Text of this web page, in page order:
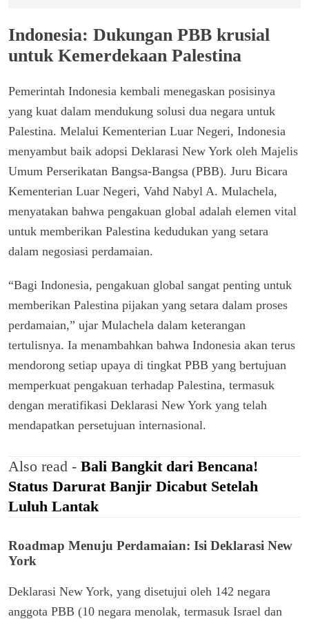
Indonesia: Dukungan PBB krusial
untuk Kemerdekaan Palestina
Pemerintah Indonesia kembali menegaskan posisinya
yang kuat dalam mendukung solusi dua negara untuk
Palestina. Melalui Kementerian Luar Negeri, Indonesia
menyambut baik adopsi Deklarasi New York oleh Majelis
Umum Perserikatan Bangsa-Bangsa (PBB). Juru Bicara
Kementerian Luar Negeri, Vahd Nabyl A. Mulachela,
menyatakan bahwa pengakuan global adalah elemen vital
untuk memberikan Palestina kedudukan yang setara
dalam negosiasi perdamaian.
“Bagi Indonesia, pengakuan global sangat penting untuk
memberikan Palestina pijakan yang setara dalam proses
perdamaian,” ujar Mulachela dalam keterangan
tertulisnya. Ia menambahkan bahwa Indonesia akan terus
mendorong setiap upaya di tingkat PBB yang bertujuan
memperkuat pengakuan terhadap Palestina, termasuk
dengan meratifikasi Deklarasi New York yang telah
mendapatkan persetujuan internasional.
Also read - Bali Bangkit dari Bencana!
Status Darurat Banjir Dicabut Setelah
Luluh Lantak
Roadmap Menuju Perdamaian: Isi Deklarasi New
York
Deklarasi New York, yang disetujui oleh 142 negara
anggota PBB (10 negara menolak, termasuk Israel dan